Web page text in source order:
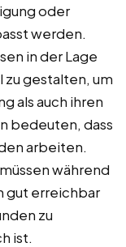
oder
werden.
in der Lage
gestalten, um
als auch ihren
bedeuten, dass
arbeiten.
während
gut erreichbar
zu
ist.